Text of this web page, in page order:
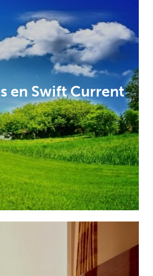
en Swift Current